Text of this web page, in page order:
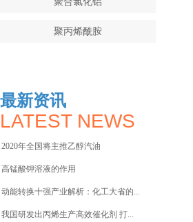
聚丙烯酰胺
双氧水(过氧化氢)
冰醋酸
柠檬酸钠
漂白粉
最新资讯
LATEST NEWS
2020年全国将主推乙醇汽油
高锰酸钾溶液的作用
动能转换十强产业解析：化工大省的...
我国研发出丙烯生产高效催化剂 打...